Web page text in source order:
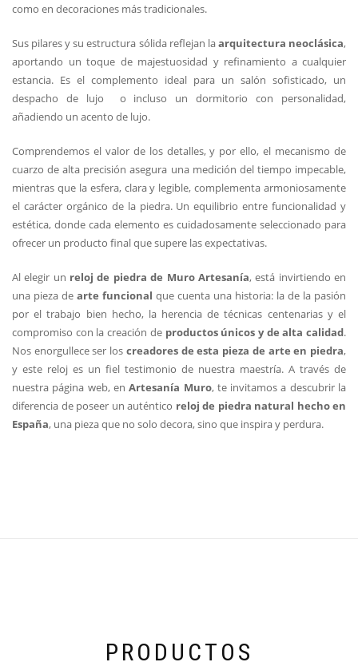
como en decoraciones más tradicionales.
Sus pilares y su estructura sólida reflejan laarquitectura neoclásica,
aportando un toque de majestuosidad y refinamiento a cualquier
estancia. Es el complemento ideal para un salón sofisticado, un
despacho de lujo o incluso un dormitorio con personalidad,
añadiendo un acento de lujo.
Comprendemos el valor de los detalles, y por ello, el mecanismo de
cuarzo de alta precisión asegura una medición del tiempo impecable,
mientras que la esfera, clara y legible, complementa armoniosamente
el carácter orgánico de la piedra. Un equilibrio entre funcionalidad y
estética, donde cada elemento es cuidadosamente seleccionado para
ofrecer un producto final que supere las expectativas.
Al elegir un reloj de piedra de Muro Artesanía, está invirtiendo en
una pieza de arte funcional que cuenta una historia: la de la pasión
por el trabajo bien hecho, la herencia de técnicas centenarias y el
compromiso con la creación de productos únicos y de alta calidad.
Nos enorgullece ser los creadores de esta pieza de arte en piedra,
y este reloj es un fiel testimonio de nuestra maestría. A través de
nuestra página web, enArtesanía Muro, te invitamos a descubrir la
diferencia de poseer un auténtico reloj de piedra natural hecho en
España, una pieza que no solo decora, sino que inspira y perdura.
PRODUCTOS